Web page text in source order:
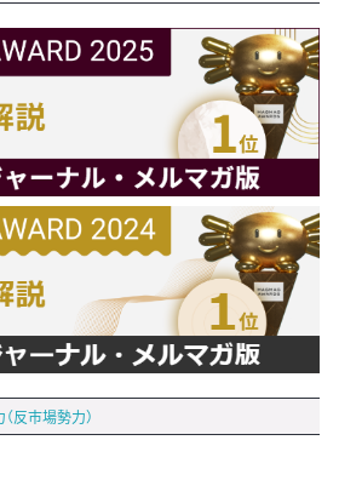
反市場勢力）